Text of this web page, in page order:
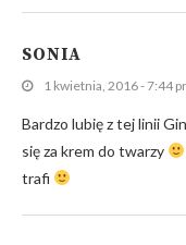
SONIA
1 kwietnia, 2016 - 7:44
Bardzo lubię z tej linii
się za krem do twarzy
trafi